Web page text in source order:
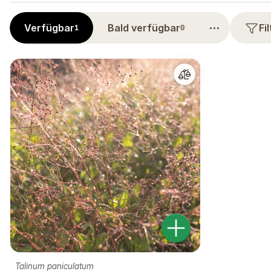
Verfügbar1 Bald verfügbar0 ⋯
Talinum paniculatum